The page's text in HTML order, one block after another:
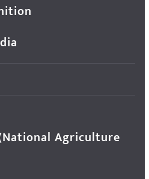
(National Agriculture